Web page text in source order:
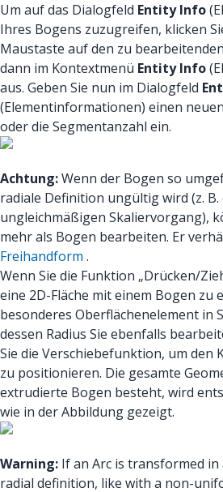
Um auf das Dialogfeld Entity Info
Ihres Bogens zuzugreifen, klicken
Maustaste auf den zu
dann im Kontextmenü Entity Info
aus. Geben Sie nun im Dialogfeld
(Elementinformationen) einen
oder die Segmentanzahl ein.
Achtung:Wenn der Bogen so
radiale Definition ungültig wird (z. B.
ungleichmäßigen Skaliervorgang),
mehr als Bogen bearbeiten. Er
Freihandform .
Wenn Sie die Funktion „Drücken/
eine 2D-Fläche mit einem Bogen zu
besonderes Oberflächenelement in
dessen Radius Sie ebenfalls
Sie die Verschiebefunktion, um den
zu positionieren. Die gesamte
extrudierte Bogen besteht, wird
wie in der Abbildung gezeigt.
Warning: If an Arc is transformed
radial definition, like with a non-